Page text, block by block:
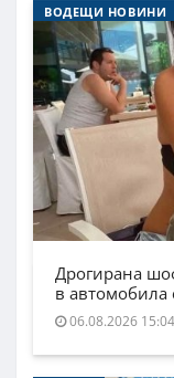
ВОДЕЩИ НОВИНИ
Дрогирана
в автомобила
06.08.2026